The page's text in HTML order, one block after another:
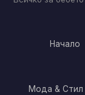
Начало
Мода & Стил